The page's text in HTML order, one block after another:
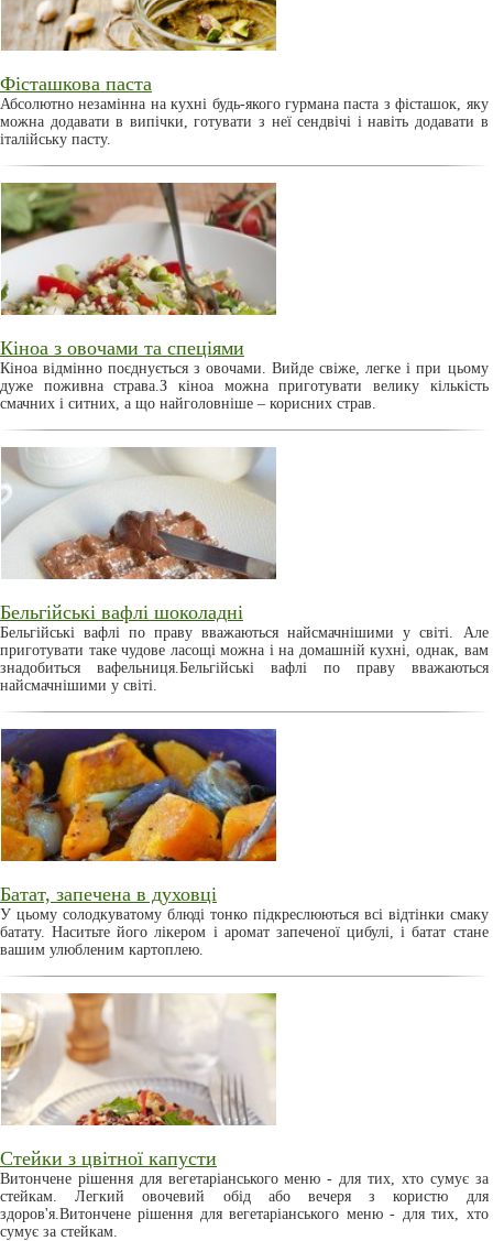
Фісташкова паста
Абсолютно незамінна на кухні будь-якого гурмана паста з фісташок, яку
можна додавати в випічки, готувати з неї сендвічі і навіть додавати в
італійську пасту.
Кіноа з овочами та спеціями
Кіноа відмінно поєднується з овочами. Вийде свіже, легке і при цьому
дуже поживна страва.З кіноа можна приготувати велику кількість
смачних і ситних, а що найголовніше – корисних страв.
Бельгійські вафлі шоколадні
Бельгійські вафлі по праву вважаються найсмачнішими у світі. Але
приготувати таке чудове ласощі можна і на домашній кухні, однак, вам
знадобиться вафельниця.Бельгійські вафлі по праву вважаються
найсмачнішими у світі.
Батат, запечена в духовці
У цьому солодкуватому блюді тонко підкреслюються всі відтінки смаку
батату. Наситьте його лікером і аромат запеченої цибулі, і батат стане
вашим улюбленим картоплею.
Стейки з цвітної капусти
Витончене рішення для вегетаріанського меню - для тих, хто сумує за
стейкам. Легкий овочевий обід або вечеря з користю для
здоров'я.Витончене рішення для вегетаріанського меню - для тих, хто
сумує за стейкам.